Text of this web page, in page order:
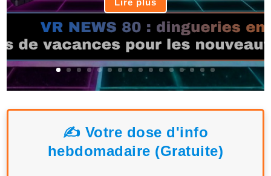
✍️ Votre dose d'info
hebdomadaire (Gratuite)